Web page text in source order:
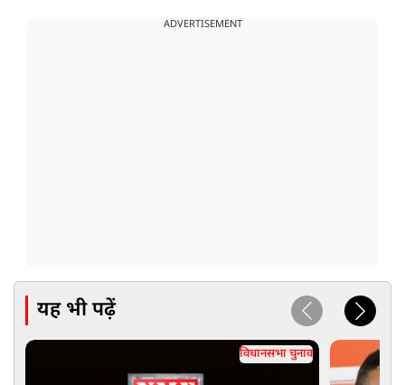
ADVERTISEMENT
यह भी पढ़ें
विधानसभा चुनाव